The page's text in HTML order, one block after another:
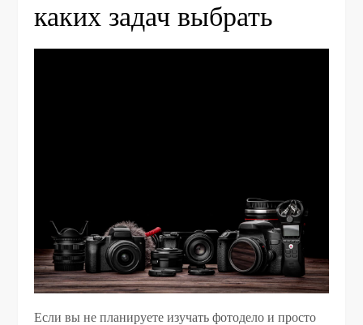
каких задач выбрать
Если вы не планируете изучать фотодело и просто